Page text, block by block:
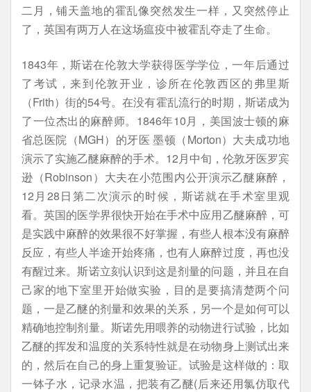
二月，铺天盖地的霍乱像突然发生一样，又突然停止
了，英国有两万人在这场瘟疫中被霍乱夺走了生命。
1843年，斯诺在伦敦大学获得医学学位，一年后通过
了考试，来到伦敦开业，诊所在伦敦西区的弗里斯
（Frith）街的54号。在没有霍乱流行的时期，斯诺成为
了一位杰出的麻醉师。1846年10月，美国波士顿的麻
省总医院（MGH）的牙医 墨顿（Morton）大夫成功地
演示了实施乙醚麻醉的手术。12月中旬，伦敦牙医罗宾
逊（Robinson）大夫在小范围内公开演示乙醚麻醉，
12月28日第二次演示的时候，斯诺就在手术室里观
看。英国的医学界很快开始在手术中应用乙醚麻醉，可
是实践中麻醉的效果很不好掌握，有些人根本没有麻醉
反应，有些人半途开始疼痛，也有人麻醉过度，再也没
有醒过来。斯诺立刻认识到这是剂量的问题，并且在自
己家的地下室里开始做实验，目的是要搞清楚两个问
题，一是乙醚的剂量和效果的关系，另一个是如何可以
精确地控制剂量。斯诺先用喂养的动物进行试验，比如
乙醚的挥发和温度的关系特性就是在动物身上测试出来
的，然后在自己的身上重复验证。试验是这样做的：取
一钵子水，记录水温，把装有乙醚(后来还用氯仿取代